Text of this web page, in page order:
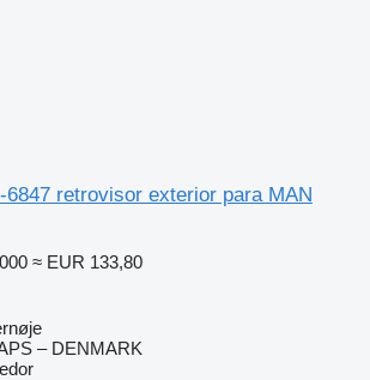
6847 retrovisor exterior para MAN
≈ EUR 133,80
– DENMARK